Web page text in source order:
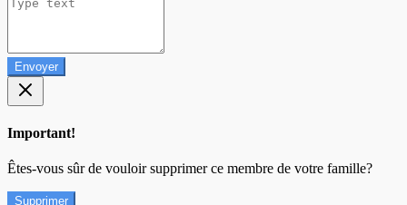
Envoyer
Important!
Êtes-vous sûr de vouloir supprimer ce membre de votre famille?
Supprimer